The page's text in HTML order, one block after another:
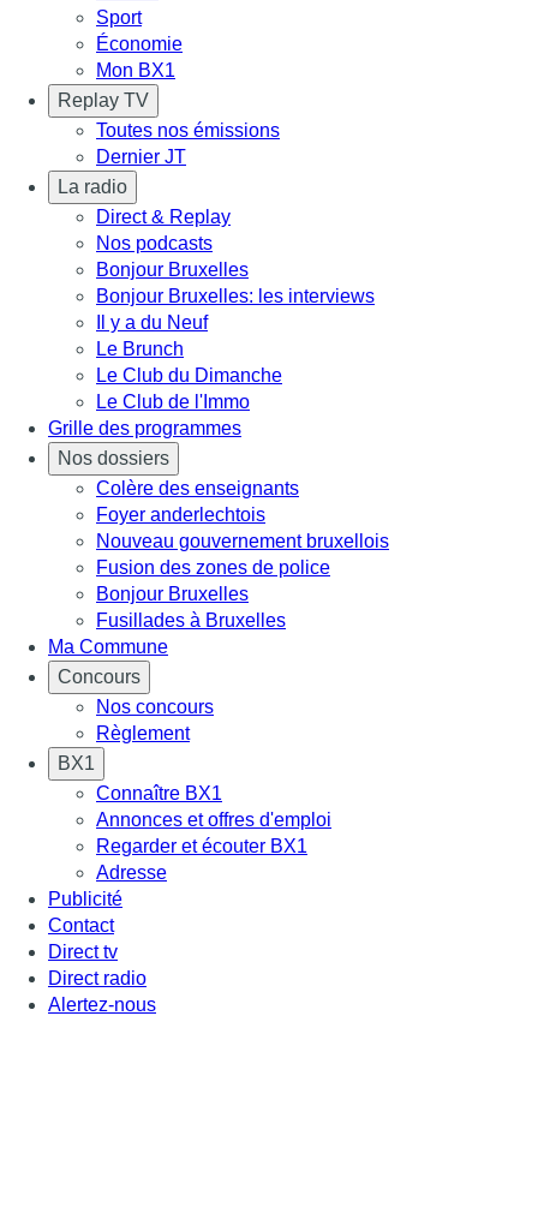
Sport
Économie
Mon BX1
Replay TV
Toutes nos émissions
Dernier JT
La radio
Direct & Replay
Nos podcasts
Bonjour Bruxelles
Bonjour Bruxelles: les interviews
Il y a du Neuf
Le Brunch
Le Club du Dimanche
Le Club de l'Immo
Grille des programmes
Nos dossiers
Colère des enseignants
Foyer anderlechtois
Nouveau gouvernement bruxellois
Fusion des zones de police
Bonjour Bruxelles
Fusillades à Bruxelles
Ma Commune
Concours
Nos concours
Règlement
BX1
Connaître BX1
Annonces et offres d'emploi
Regarder et écouter BX1
Adresse
Publicité
Contact
Direct tv
Direct radio
Alertez-nous